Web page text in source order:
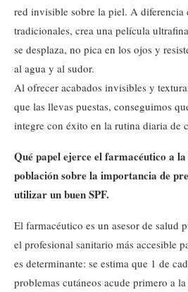
red invisible sobre la piel. A diferencia
tradicionales, crea una película
se desplaza, no pica en los ojos y
al agua y al sudor.
Al ofrecer acabados invisibles y
que las llevas puestas, conseguimos
integre con éxito en la rutina diaria de
Qué papel ejerce el farmacéutico a
población sobre la importancia de
utilizar un buen SPF.
El farmacéutico es un asesor de salud
el profesional sanitario más accesible
es determinante: se estima que 1 de
problemas cutáneos acude primero a